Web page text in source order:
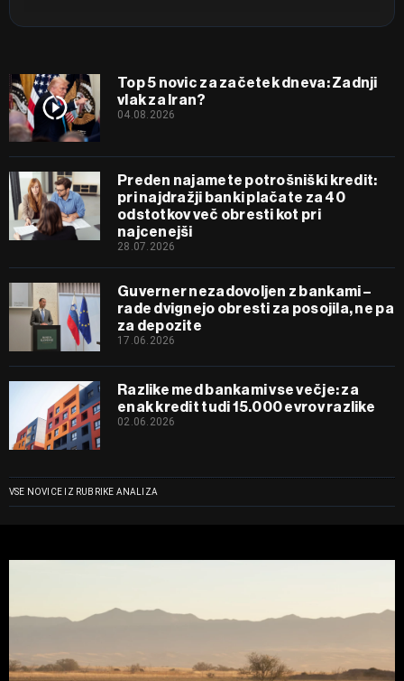
Top 5 novic za začetek dneva: Zadnji
vlak za Iran?
04.08.2026
Preden najamete potrošniški kredit:
pri najdražji banki plačate za 40
odstotkov več obresti kot pri
najcenejši
28.07.2026
Guverner nezadovoljen z bankami –
rade dvignejo obresti za posojila, ne pa
za depozite
17.06.2026
Razlike med bankami vse večje: za
enak kredit tudi 15.000 evrov razlike
02.06.2026
VSE NOVICE IZ RUBRIKE ANALIZA